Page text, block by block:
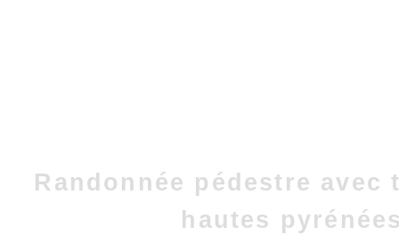
Randonnée pédestre avec
hautes